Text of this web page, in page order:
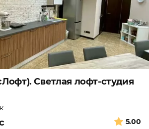
Светлая лофт-студия
5.00